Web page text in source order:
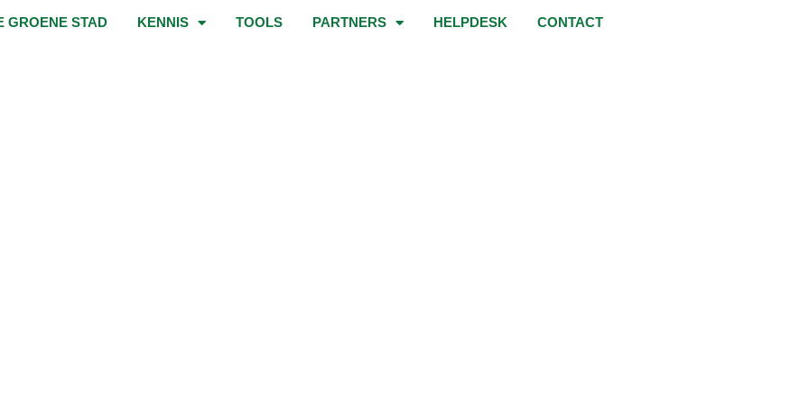
GROENE STAD KENNIS TOOLS PARTNERS HELPDESK CONTACT